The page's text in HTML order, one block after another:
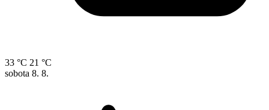
33 °C 21 °C
sobota 8. 8.